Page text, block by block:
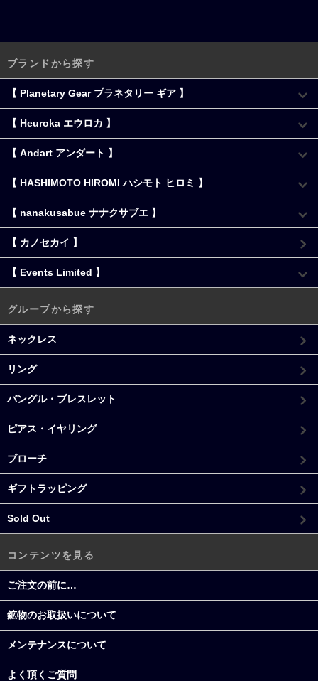
ブランドから探す
【 Planetary Gear プラネタリー ギア 】
【 Heuroka エウロカ 】
【 Andart アンダート 】
【 HASHIMOTO HIROMI ハシモト ヒロミ 】
【 nanakusabue ナナクサブエ 】
【 カノセカイ 】
【 Events Limited 】
グループから探す
ネックレス
リング
バングル・ブレスレット
ピアス・イヤリング
ブローチ
ギフトラッピング
Sold Out
コンテンツを見る
ご注文の前に…
鉱物のお取扱いについて
メンテナンスについて
よく頂くご質問